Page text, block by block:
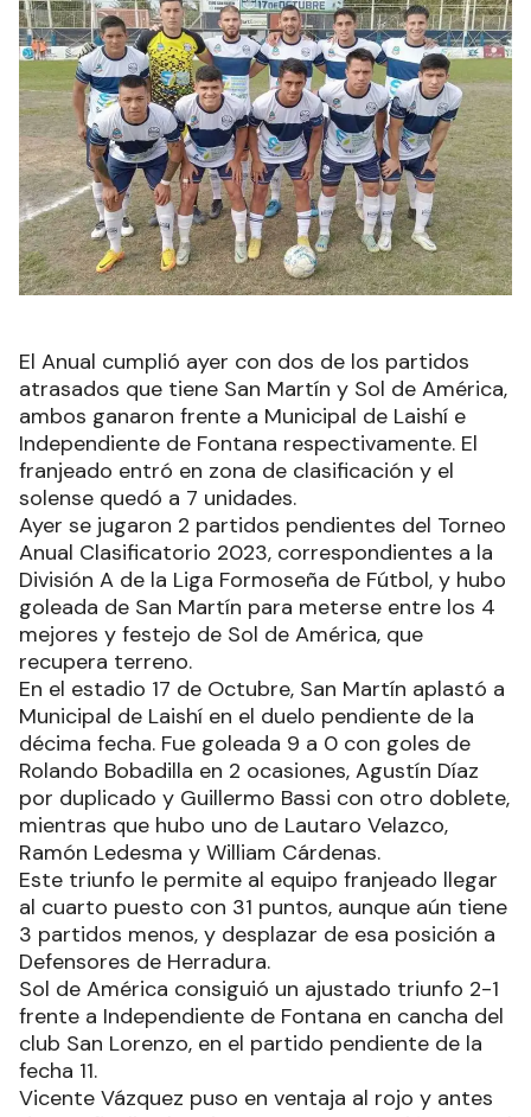
El Anual cumplió ayer con dos de los partidos
atrasados que tiene San Martín y Sol de América,
ambos ganaron frente a Municipal de Laishí e
Independiente de Fontana respectivamente. El
franjeado entró en zona de clasificación y el
solense quedó a 7 unidades.
Ayer se jugaron 2 partidos pendientes del Torneo
Anual Clasificatorio 2023, correspondientes a la
División A de la Liga Formoseña de Fútbol, y hubo
goleada de San Martín para meterse entre los 4
mejores y festejo de Sol de América, que
recupera terreno.
En el estadio 17 de Octubre, San Martín aplastó a
Municipal de Laishí en el duelo pendiente de la
décima fecha. Fue goleada 9 a 0 con goles de
Rolando Bobadilla en 2 ocasiones, Agustín Díaz
por duplicado y Guillermo Bassi con otro doblete,
mientras que hubo uno de Lautaro Velazco,
Ramón Ledesma y William Cárdenas.
Este triunfo le permite al equipo franjeado llegar
al cuarto puesto con 31 puntos, aunque aún tiene
3 partidos menos, y desplazar de esa posición a
Defensores de Herradura.
Sol de América consiguió un ajustado triunfo 2-1
frente a Independiente de Fontana en cancha del
club San Lorenzo, en el partido pendiente de la
fecha 11.
Vicente Vázquez puso en ventaja al rojo y antes